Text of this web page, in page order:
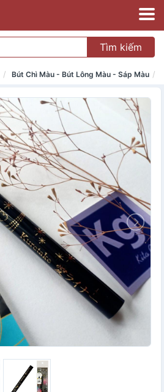
Tìm kiếm
Bút Chì Màu - Bút Lông Màu - Sáp Màu